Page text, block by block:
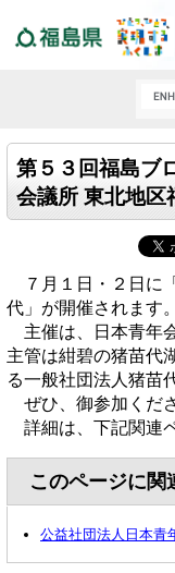
第５３回福島ブ
会議所 東北地区
７月１日・２日に
代」が開催されます。
主催は、日本青年
主管は紺碧の猪苗代
る一般社団法人猪苗
ぜひ、御参加くださ
詳細は、下記関連
このページに関
公益社団法人日本青